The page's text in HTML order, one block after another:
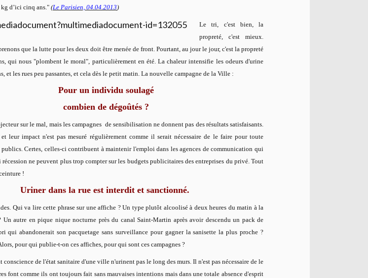
kg d’ici cinq ans."(Le Parisien, 04.04.2013)
Le tri, c'est bien, la
propreté, c'est mieux.
que la lutte pour les deux doit être menée de front. Pourtant, au jour le jour, c'est la propreté
qui nous "plombent le moral", particulièrement en été. La chaleur intensifie les odeurs d'urine
et les rues peu passantes, et cela dès le petit matin. La nouvelle campagne de la Ville :
Pour un individu soulagé
combien de dégoûtés ?
sur le mal, mais les campagnes de sensibilisation ne donnent pas des résultats satisfaisants.
leur impact n'est pas mesuré régulièrement comme il serait nécessaire de le faire pour toute
publics. Certes, celles-ci contribuent à maintenir l'emploi dans les agences de communication qui
récession ne peuvent plus trop compter sur les budgets publicitaires des entreprises du privé. Tout
!
Uriner dans la rue est interdit et sanctionné.
Qui va lire cette phrase sur une affiche ? Un type plutôt alcoolisé à deux heures du matin à la
Un autre en pique nique nocturne près du canal Saint-Martin après avoir descendu un pack de
qui abandonerait son pacquetage sans surveillance pour gagner la sanisette la plus proche ?
pour qui publie-t-on ces affiches, pour qui sont ces campagnes ?
conscience de l'état sanitaire d'une ville n'urinent pas le long des murs. Il n'est pas nécessaire de le
font comme ils ont toujours fait sans mauvaises intentions mais dans une totale absence d'esprit